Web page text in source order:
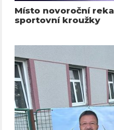
Místo novoroční
sportovní kroužky